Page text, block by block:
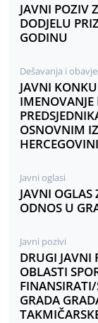
JAVNI POZIV
DODJELU
GODINU
Dešavanja i
JAVNI
IMENOVANJE
OSNOVNIM
HERCEGOVINI
Javni oglasi
JAVNI OGLAS
ODNOS U
Javni pozivi
DRUGI JAVNI
OBLASTI
GRADA